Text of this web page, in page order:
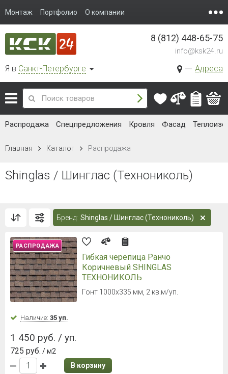
Монтаж Портфолио О компании
Я в Санкт-Петербурге Адреса
8 (812) 448-65-75
info@ksk24.ru
Распродажа Спецпредложения Кровля Фасад
Главная Каталог Распродажа
Shinglas / Шинглас (Технониколь)
Бренд: Shinglas / Шинглас (Технониколь)
РАСПРОДАЖА
Гибкая черепица Ранчо
Коричневый SHINGLAS
ТЕХНОНИКОЛЬ
Гонт 1000х335 мм, 2 кв.м/уп.
Наличие: 35 уп.
1 450 руб. / уп.
725 руб. / м2
В корзину